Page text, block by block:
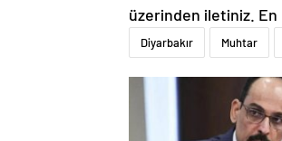
üzerinden iletiniz. En
Diyarbakır Muhtar